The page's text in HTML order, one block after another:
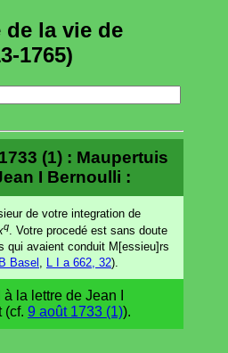
la vie de
1765)
(1) : Maupertuis
I Bernoulli :
de votre integration de
q. Votre procedé est sans doute
qui avaient conduit M[essieu]rs
Basel , L I a 662, 32).
la lettre de Jean I
(cf. 9 août 1733 (1)).